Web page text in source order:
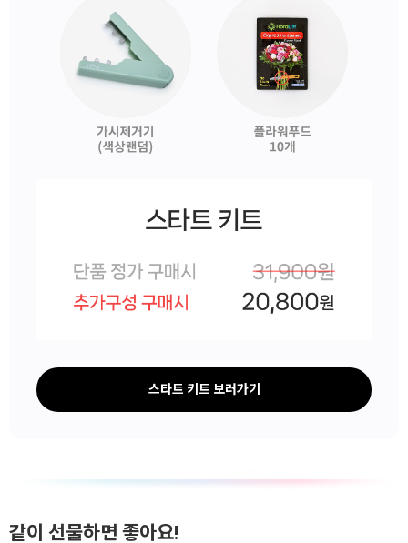
스타트 키트 보러가기
같이 선물하면 좋아요!